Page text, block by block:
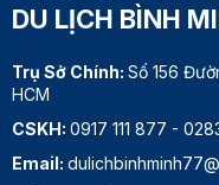
DU LỊCH BÌNH
Trụ Sở Chính: Số 156
HCM
CSKH: 0917 111 877 -
Email: